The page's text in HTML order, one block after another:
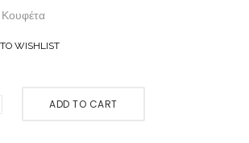
Κουφέτα
WISHLIST
ADD TO CART